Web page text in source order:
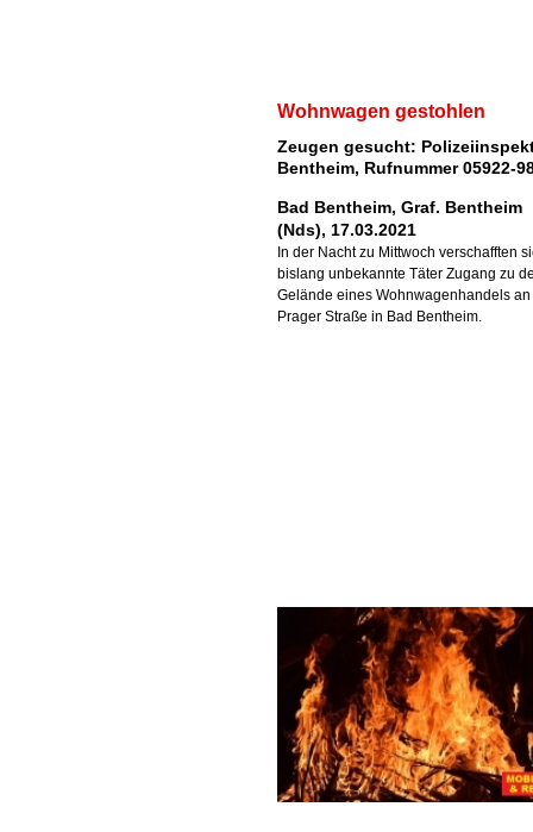
Wohnwagen gestohlen
Zeugen gesucht:
Bentheim, Rufnummer 05922-
Bad Bentheim, Graf. Bentheim
(Nds), 17.03.2021
In der Nacht zu Mittwoch verschafften
bislang unbekannte Täter Zugang zu
Gelände eines Wohnwagenhandels an
Prager Straße in Bad Bentheim.